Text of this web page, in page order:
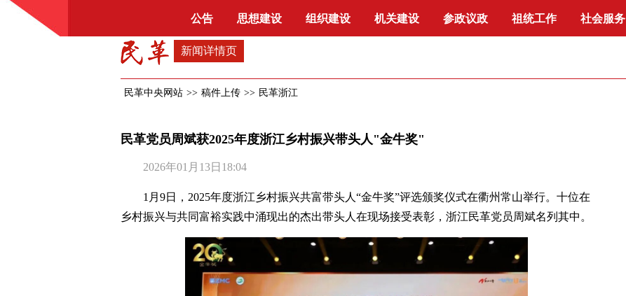
公告 思想建设 组织建设 机关建设 参政议政 祖统工作 社会服务
新闻详情页
民革中央网站 >> 稿件上传 >> 民革浙江
民革党员周斌获2025年度浙江乡村振兴带头人"金牛奖"
2026年01月13日18:04
1月9日，2025年度浙江乡村振兴共富带头人“金牛奖”评选颁奖仪式在衢州常山举行。十位在
乡村振兴与共同富裕实践中涌现出的杰出带头人在现场接受表彰，浙江民革党员周斌名列其中。